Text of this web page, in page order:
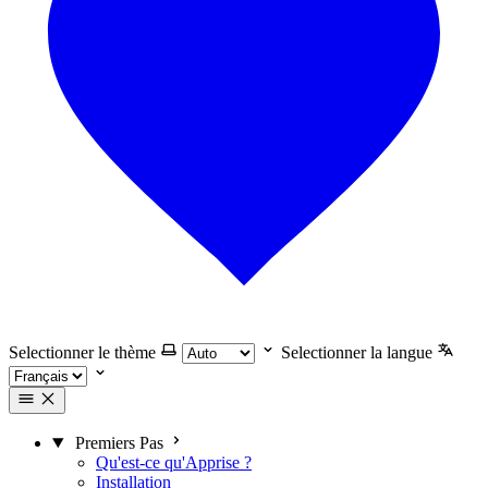
Selectionner le thème Selectionner la langue
Premiers Pas
Qu'est-ce qu'Apprise ?
Installation